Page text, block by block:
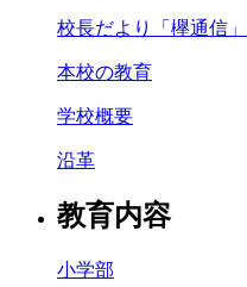
校長だより「欅通信」
本校の教育
学校概要
沿革
教育内容
小学部